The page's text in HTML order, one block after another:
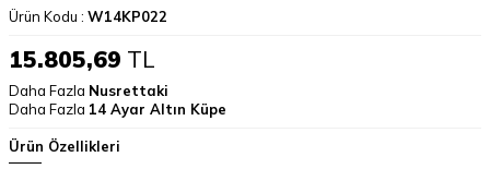
Ürün Kodu : W14KP022
15.805,69 TL
Daha Fazla Nusrettaki
Daha Fazla 14 Ayar Altın Küpe
Ürün Özellikleri